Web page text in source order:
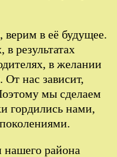
в её будущее.
результатах
в желании
От нас зависит,
мы сделаем
гордились нами,
района